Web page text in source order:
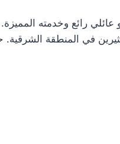
رائع وخدمته
في المنطقة